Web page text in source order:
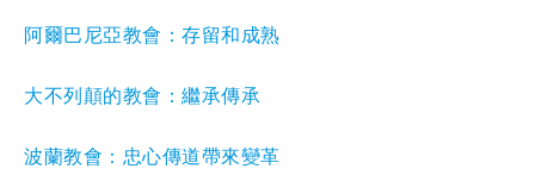
阿爾巴尼亞教會：存留和成熟
大不列顛的教會：繼承傳承
波蘭教會：忠心傳道帶來變革